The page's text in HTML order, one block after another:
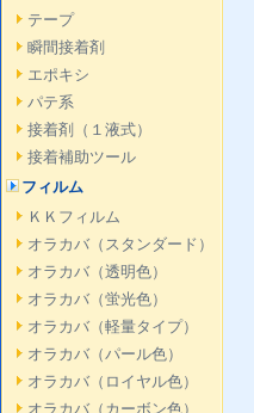
テープ
瞬間接着剤
エポキシ
パテ系
接着剤（１液式）
接着補助ツール
フィルム
ＫＫフィルム
オラカバ（スタンダード）
オラカバ（透明色）
オラカバ（蛍光色）
オラカバ（軽量タイプ）
オラカバ（パール色）
オラカバ（ロイヤル色）
オラカバ（カーボン色）